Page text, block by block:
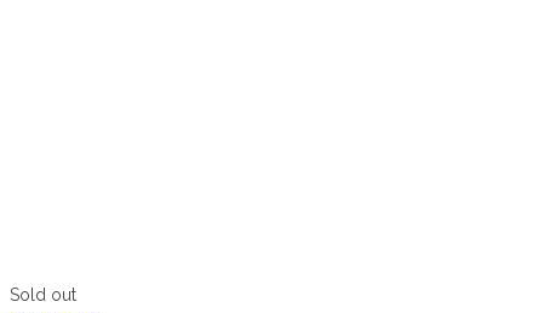
Sold out